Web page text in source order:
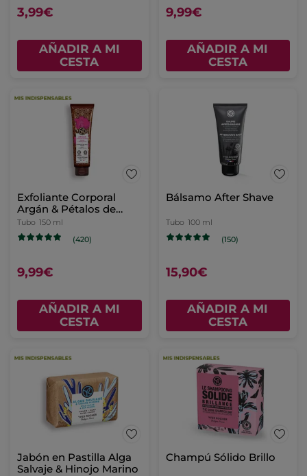
3,99€
AÑADIR A MI
CESTA
9,99€
AÑADIR A MI
CESTA
Exfoliante Corporal
Argán & Pétalos de
Rosa
Tubo 150 ml
(420)
9,99€
AÑADIR A MI
CESTA
Bálsamo After Shave
Tubo 100 ml
(150)
15,90€
AÑADIR A MI
CESTA
Jabón en Pastilla Alga
Salvaje & Hinojo Marino
Champú Sólido Brillo